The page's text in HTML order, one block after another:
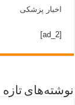
اخبار پزشکی
[ad_2]
نوشته‌های تازه